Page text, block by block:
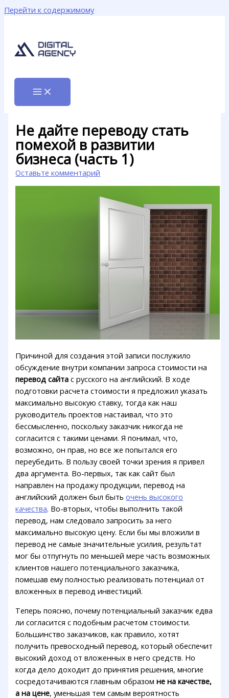
Перейти к содержимому
Не дайте переводу стать
помехой в развитии
бизнеса (часть 1)
Оставьте комментарий
Причиной для создания этой записи послужило
обсуждение внутри компании запроса стоимости на
перевод сайта с русского на английский. В ходе
подготовки расчета стоимости я предложил указать
максимально высокую ставку, тогда как наш
руководитель проектов настаивал, что это
бессмысленно, поскольку заказчик никогда не
согласится с такими ценами. Я понимал, что,
возможно, он прав, но все же попытался его
переубедить. В пользу своей точки зрения я привел
два аргумента. Во-первых, так как сайт был
направлен на продажу продукции, перевод на
английский должен был бытьочень высокого
качества. Во-вторых, чтобы выполнить такой
перевод, нам следовало запросить за него
максимально высокую цену. Если бы мы вложили в
перевод не самые значительные усилия, результат
мог бы отпугнуть по меньшей мере часть возможных
клиентов нашего потенциального заказчика,
помешав ему полностью реализовать потенциал от
вложенных в перевод инвестиций.
Теперь поясню, почему потенциальный заказчик едва
ли согласится с подобным расчетом стоимости.
Большинство заказчиков, как правило, хотят
получить превосходный перевод, который обеспечит
высокий доход от вложенных в него средств. Но
когда дело доходит до принятия решения, многие
сосредотачиваются главным образомне на качестве,
а на цене, уменьшая тем самым вероятность